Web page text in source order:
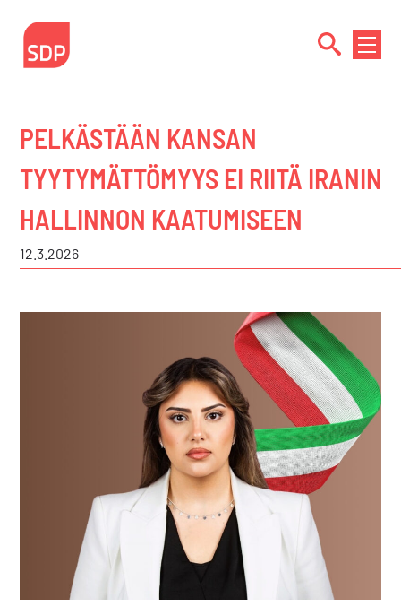
sisältöön
NÄYTÄ
PELKÄSTÄÄN KANSAN
TYYTYMÄTTÖMYYS EI RIITÄ IRANIN
HALLINNON KAATUMISEEN
12.3.2026